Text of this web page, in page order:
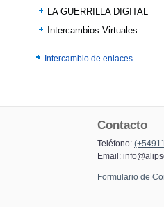
LA GUERRILLA DIGITAL
Intercambios Virtuales
Intercambio de enlaces
Contacto
Teléfono:
Email:
Formulario de